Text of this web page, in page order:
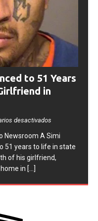
to 51 Years
in
Newsroom ​A Simi
51 years to life in state
of his girlfriend,
[...]